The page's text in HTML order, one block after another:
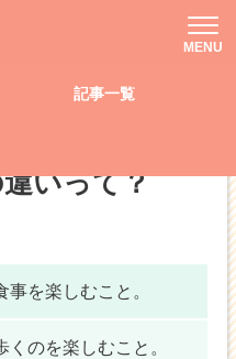
MENU
記事一覧
ング、登山の違いって？
ング、トレ
いって？
事を楽しむこと。
くのを楽しむこと。